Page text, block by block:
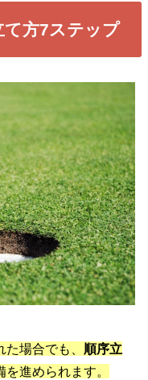
て方7ステップ
場合でも、 順序立
進められます。